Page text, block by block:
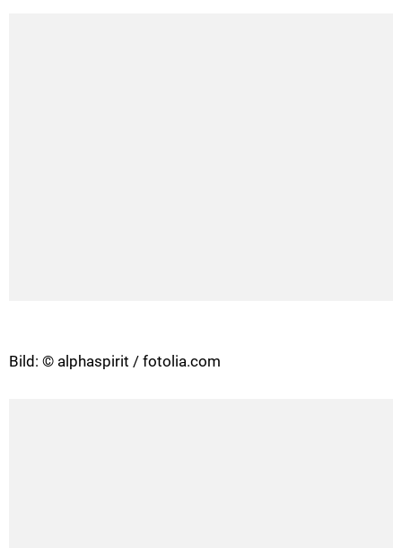
Bild: © alphaspirit / fotolia.com